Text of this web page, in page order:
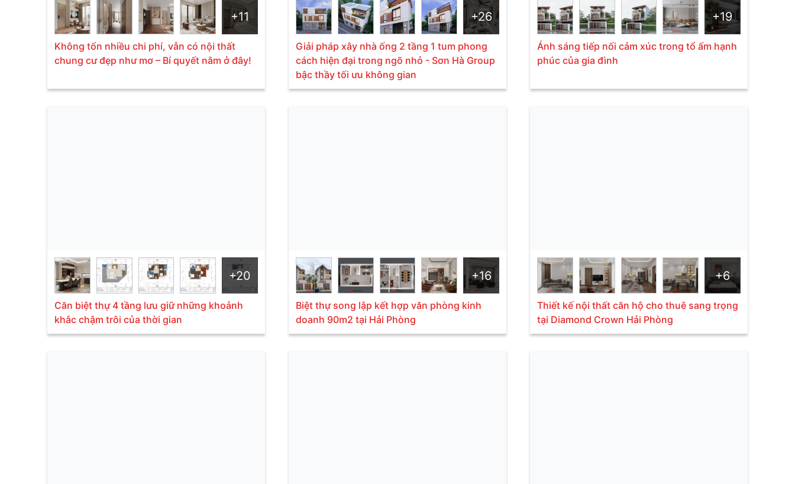
+11
Không tốn nhiều chi phí, vẫn có nội thất
chung cư đẹp như mơ – Bí quyết nằm ở đây!
+26
Giải pháp xây nhà ống 2 tầng 1 tum phong
cách hiện đại trong ngõ nhỏ - Sơn Hà Group
bậc thầy tối ưu không gian
+19
Ánh sáng tiếp nối cảm xúc trong tổ ấm hạnh
phúc của gia đình
+20
Căn biệt thự 4 tầng lưu giữ những khoảnh
khắc chậm trôi của thời gian
+16
Biệt thự song lập kết hợp văn phòng kinh
doanh 90m2 tại Hải Phòng
+6
Thiết kế nội thất căn hộ cho thuê sang trọng
tại Diamond Crown Hải Phòng